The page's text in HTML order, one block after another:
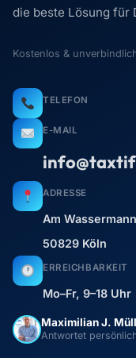
die beste Lösung für
Kostenlos &
TELEFON
E-MAIL
ADRESSE
Am
50829 Köln
ERREICHBARKEIT
Mo–Fr, 9–18 Uhr
Maximilian J.
Antwortet